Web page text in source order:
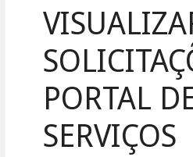
PORTAL
SERVIÇOS